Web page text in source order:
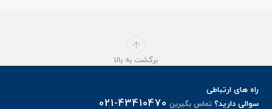
برگشت به بالا
راه های ارتباطی
سوالی دارید؟تماس بگیرین 021-43410470